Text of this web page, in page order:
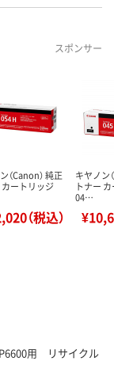
スポンサー
（Canon） 純正
カートリッジ
（税込）
キヤノン
トナー
04…
用 リサイクル